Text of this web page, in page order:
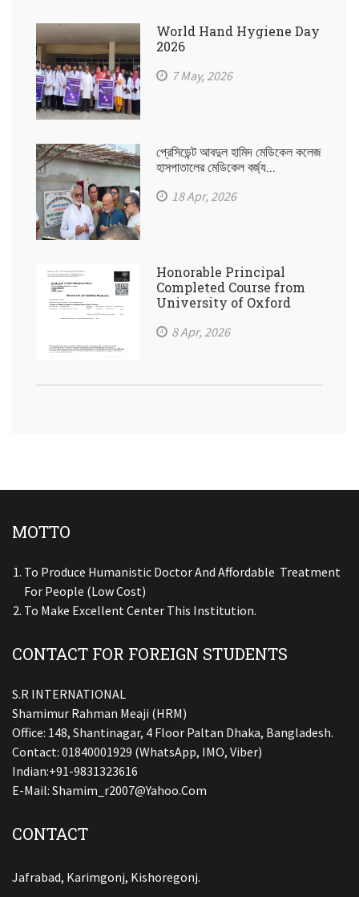
World Hand Hygiene Day
2026
7 May, 2026
প্রেসিডেন্ট আবদুল হামিদ মেডিকেল কলেজ
হাসপাতালের মেডিকেল বর্জ্য...
18 Apr, 2026
Honorable Principal
Completed Course from
University of Oxford
8 Apr, 2026
MOTTO
To Produce Humanistic Doctor And Affordable Treatment
For People (low Cost)
To Make Excellent Center This Institution.
CONTACT FOR FOREIGN STUDENTS
S.R INTERNATIONAL
Shamimur Rahman Meaji (HRM)
Office: 148, Shantinagar, 4 Floor Paltan Dhaka, Bangladesh.
Contact: 01840001929 (WhatsApp, IMO, Viber)
Indian:+91-9831323616
E-Mail: Shamim_r2007@yahoo.com
CONTACT
Jafrabad, Karimgonj, Kishoregonj.